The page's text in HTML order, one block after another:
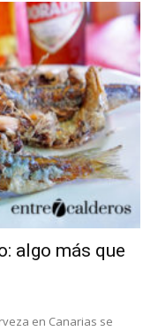
algo más que
en Canarias se